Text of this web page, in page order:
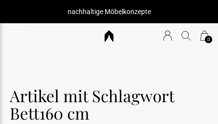
0
nachhaltige Möbelkonzepte
Artikel mit Schlagwort
Bett160 cm